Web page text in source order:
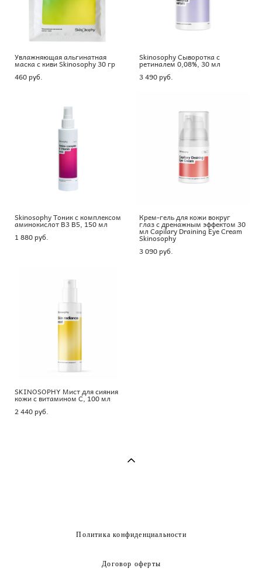
Увлажняющая альгинатная
маска с киви Skinosophy 30 гр
460 pуб.
Skinosophy Сыворотка с
ретиналем 0,08%, 30 мл
3 490 pуб.
Skinosophy Тоник с комплексом
аминокислот В3 В5, 150 мл
1 880 pуб.
Крем-гель для кожи вокруг
глаз с дренажным эффектом 30
мл Capilary Draining Eye Cream
Skinosophy
3 090 pуб.
SKINOSOPHY Мист для сияния
кожи с витамином С, 100 мл
2 440 pуб.
Политика конфиденциальности
Договор оферты